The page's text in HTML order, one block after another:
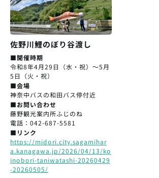
佐野川鯉のぼり谷渡し
■開催時期
令和8年4月29日（水・祝）～5月
5日（火・祝）
■会場
神奈中バスの和田バス停付近
■お問い合わせ
藤野観光案内所ふじのね
電話：042-687-5581
■リンク
https://midori.city.sagamihar
a.kanagawa.jp/2026/04/13/ko
inobori-taniwatashi-20260429
-20260505/